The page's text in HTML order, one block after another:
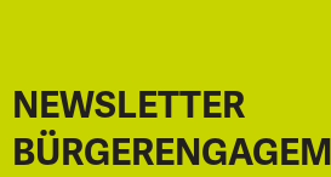
NEWSLETTER